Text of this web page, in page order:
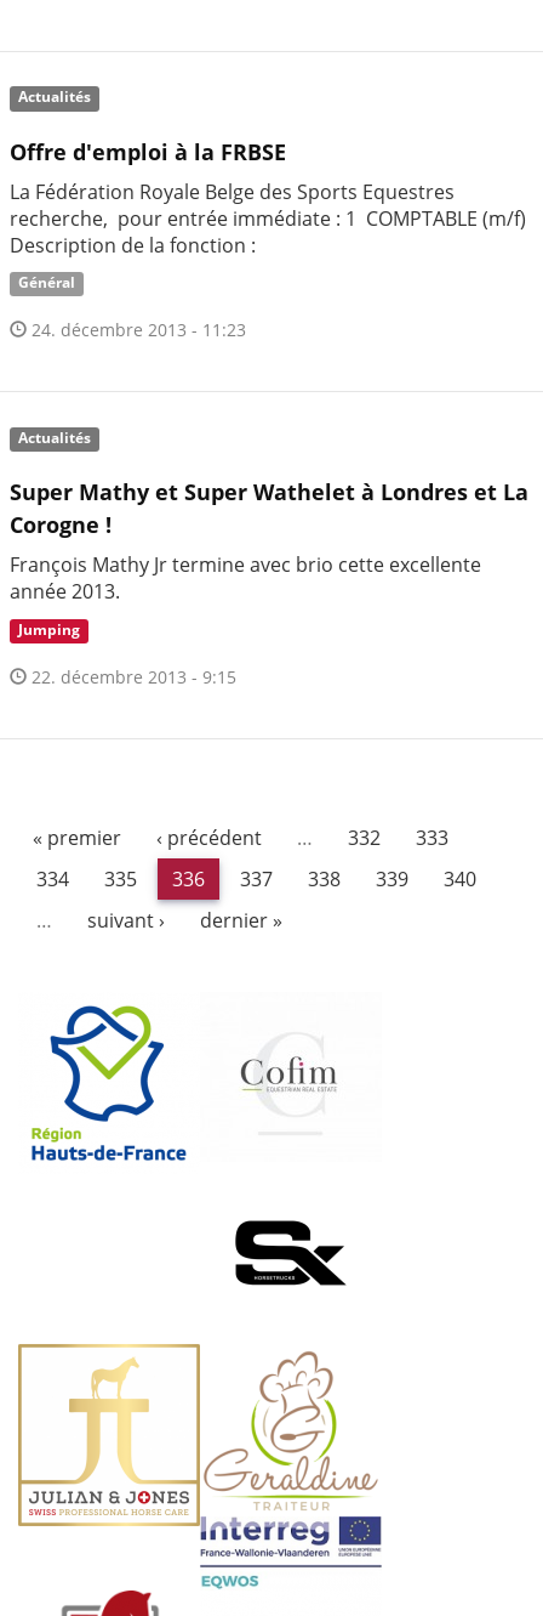
Actualités
Offre d'emploi à la FRBSE
La Fédération Royale Belge des Sports Equestres
recherche, pour entrée immédiate : 1 COMPTABLE (m/f)
Description de la fonction :
Général
24. décembre 2013 - 11:23
Actualités
Super Mathy et Super Wathelet à Londres et La
Corogne !
François Mathy Jr termine avec brio cette excellente
année 2013.
Jumping
22. décembre 2013 - 9:15
« premier ‹ précédent … 332
333
334
335 336 337 338 339
340
…
suivant › dernier »